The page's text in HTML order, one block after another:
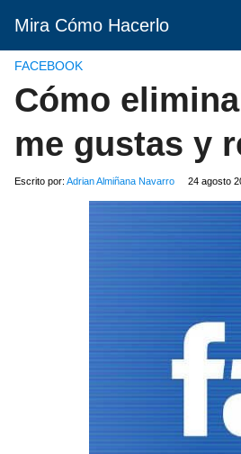
Mira Cómo Hacerlo
FACEBOOK
Cómo
me gustas y
Escrito por: Adrian Almiñana Navarro 24 agosto